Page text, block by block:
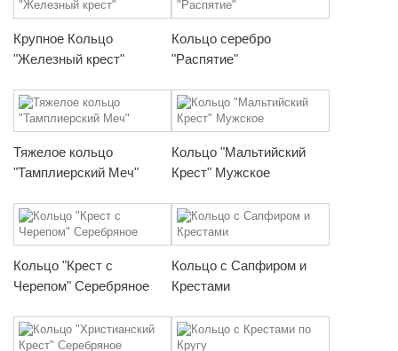
Крупное Кольцо
"Железный крест"
Кольцо серебро
"Распятие"
Тяжелое кольцо
"Тамплиерский Меч"
Кольцо "Мальтийский
Крест" Мужское
Кольцо "Крест с
Черепом" Серебряное
Кольцо с Сапфиром и
Крестами